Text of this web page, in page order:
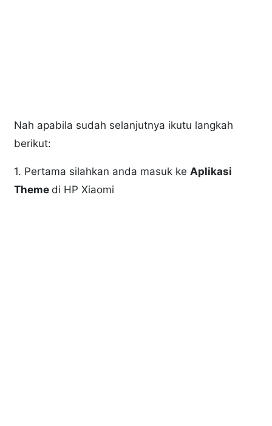
Nah apabila sudah selanjutnya ikutu langkah
berikut:
1. Pertama silahkan anda masuk ke Aplikasi
Theme di HP Xiaomi